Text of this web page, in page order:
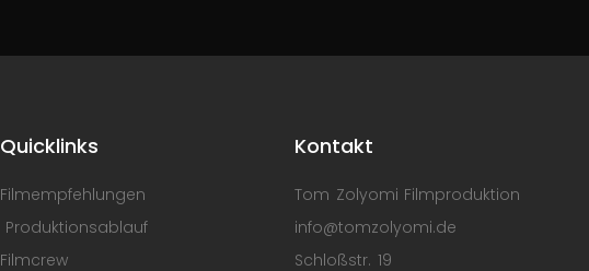
Quicklinks
Filmempfehlungen
Produktionsablauf
Filmcrew
Kontakt
Tom Zolyomi Filmproduktion
info@tomzolyomi.de
Schloßstr. 19